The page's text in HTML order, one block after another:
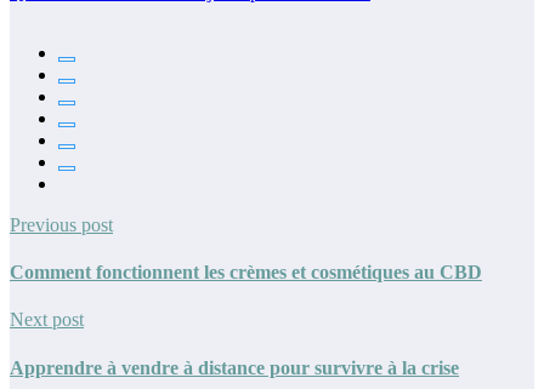
Previous post
Comment fonctionnent les crèmes et cosmétiques au CBD
Next post
Apprendre à vendre à distance pour survivre à la crise